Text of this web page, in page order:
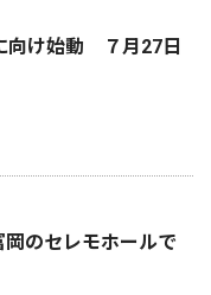
け始動 ７月27日
のセレモホールで